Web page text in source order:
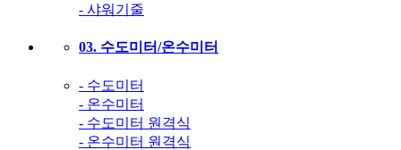
- 샤워기줄
03. 수도미터/온수미터
- 수도미터
- 온수미터
- 수도미터 원격식
- 온수미터 원격식